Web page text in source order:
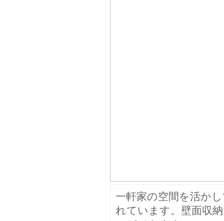
一軒家の空間を活か
れています。壁面収